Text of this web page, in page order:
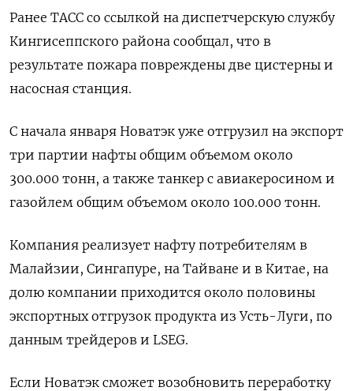
Ранее ТАСС со ссылкой на диспетчерскую службу
Кингисеппского района сообщал, что в
результате пожара повреждены две цистерны и
насосная станция.
С начала января Новатэк уже отгрузил на экспорт
три партии нафты общим объемом около
300.000 тонн, а также танкер с авиакеросином и
газойлем общим объемом около 100.000 тонн.
Компания реализует нафту потребителям в
Малайзии, Сингапуре, на Тайване и в Китае, на
долю компании приходится около половины
экспортных отгрузок продукта из Усть-Луги, по
данным трейдеров и LSEG.
Если Новатэк сможет возобновить переработку